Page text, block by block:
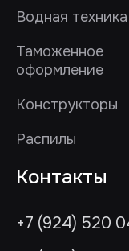
Водная техника
Таможенное
оформление
Конструкторы
Распилы
Контакты
+7 (924) 520